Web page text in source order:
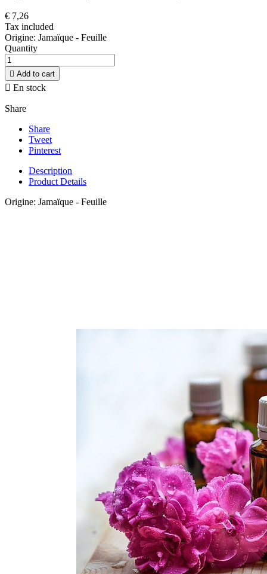
€ 7,26
Tax included
Origine: Jamaïque - Feuille
Quantity
 Add to cart
 En stock
Share
Share
Tweet
Pinterest
Description
Product Details
Origine: Jamaïque - Feuille